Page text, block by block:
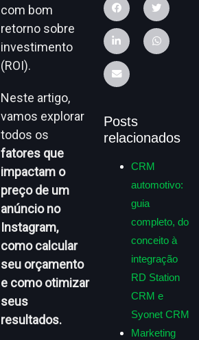
com bom
retorno sobre
investimento
(ROI).
Neste artigo,
vamos explorar
todos os
fatores que
impactam o
preço de um
anúncio no
Instagram,
como calcular
seu orçamento
e como otimizar
seus
resultados.
Posts
relacionados
CRM
automotivo:
guia
completo, do
conceito à
integração
RD Station
CRM e
Syonet CRM
Marketing